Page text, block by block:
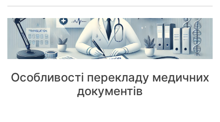
Особливості перекладу медичних
документів